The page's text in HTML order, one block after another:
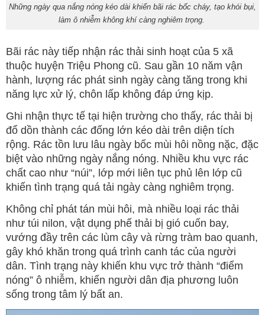
Những ngày qua nắng nóng kéo dài khiến bãi rác bốc cháy, tạo khói bụi,
làm ô nhiễm không khí càng nghiêm trọng.
Bãi rác này tiếp nhận rác thải sinh hoạt của 5 xã
thuộc huyện Triệu Phong cũ. Sau gần 10 năm vận
hành, lượng rác phát sinh ngày càng tăng trong khi
năng lực xử lý, chôn lấp không đáp ứng kịp.
Ghi nhận thực tế tại hiện trường cho thấy, rác thải bị
đổ dồn thành các đống lớn kéo dài trên diện tích
rộng. Rác tồn lưu lâu ngày bốc mùi hôi nồng nặc, đặc
biệt vào những ngày nắng nóng. Nhiều khu vực rác
chất cao như “núi”, lớp mới liên tục phủ lên lớp cũ
khiến tình trạng quá tải ngày càng nghiêm trọng.
Không chỉ phát tán mùi hôi, mà nhiều loại rác thải
như túi nilon, vật dụng phế thải bị gió cuốn bay,
vướng đầy trên các lùm cây và rừng tràm bao quanh,
gây khó khăn trong quá trình canh tác của người
dân. Tình trạng này khiến khu vực trở thành “điểm
nóng” ô nhiễm, khiến người dân địa phương luôn
sống trong tâm lý bất an.